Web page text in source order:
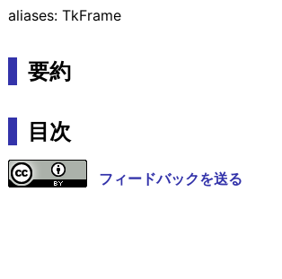
aliases: TkFrame
要約
目次
フィードバックを送る